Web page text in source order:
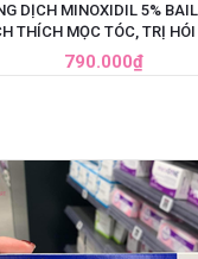
DỊCH MINOXIDIL 5%
THÍCH MỌC TÓC, TRỊ
CHO NAM - SET 3 LỌ X
790.000₫